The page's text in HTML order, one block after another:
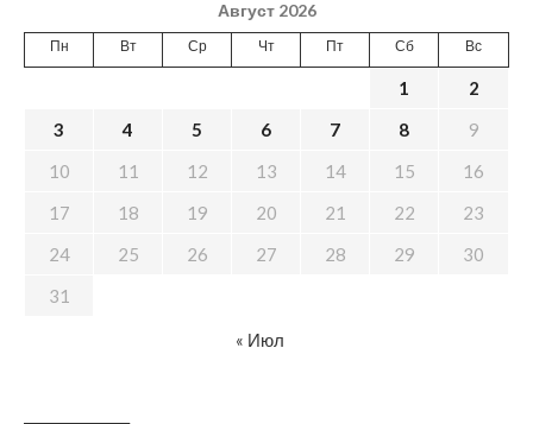
Август 2026
Пн Вт Ср Чт Пт Сб Вс
1
2
3
4 5 6 7 8
9
10
11 12 13 14 15
16
17
18 19 20 21 22
23
24
25 26 27 28 29
30
31
« Июл